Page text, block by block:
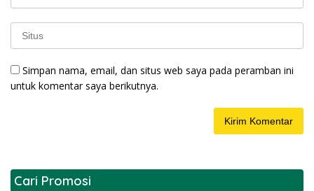
Simpan nama, email, dan situs web saya pada peramban ini
untuk komentar saya berikutnya.
Cari Promosi